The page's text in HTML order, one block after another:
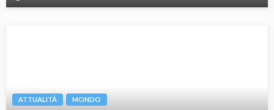
ATTUALITÀ MONDO